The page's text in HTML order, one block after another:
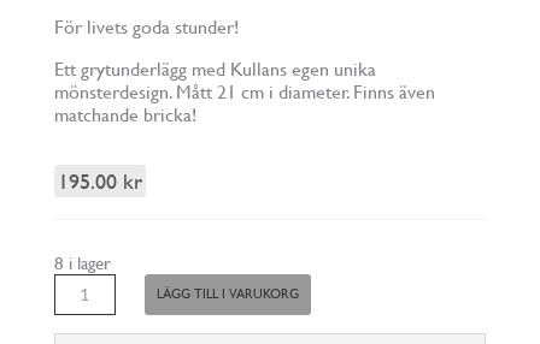
För livets goda stunder!
Ett grytunderlägg med Kullans egen unika
mönsterdesign. Mått 21 cm i diameter. Finns även
matchande bricka!
195.00 kr
8 i lager
Grytunderlägg
grått
mängd
LÄGG TILL I VARUKORG